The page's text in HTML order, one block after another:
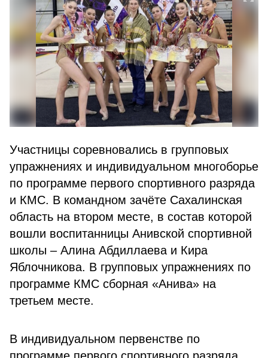
Участницы соревновались в групповых
упражнениях и индивидуальном многоборье
по программе первого спортивного разряда
и КМС. В командном зачёте Сахалинская
область на втором месте, в состав которой
вошли воспитанницы Анивской спортивной
школы – Алина Абдиллаева и Кира
Яблочникова. В групповых упражнениях по
программе КМС сборная «Анива» на
третьем месте.
В индивидуальном первенстве по